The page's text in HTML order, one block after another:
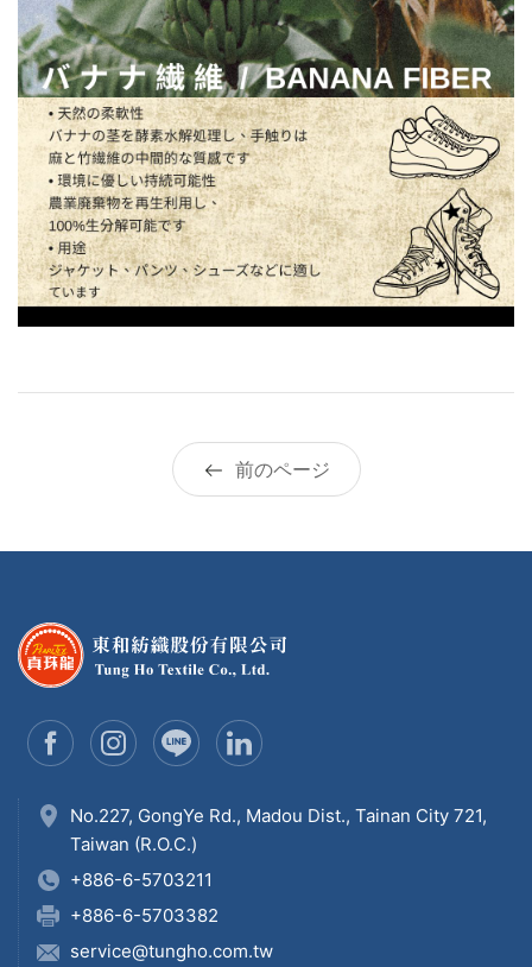
前のページ
No.227, GongYe Rd., Madou Dist., Tainan City 721,
Taiwan (R.O.C.)
+886-6-5703211
+886-6-5703382
service@tungho.com.tw